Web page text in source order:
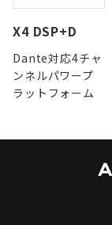
X4 DSP+D
Dante対応4チャ
ンネルパワープ
ラットフォーム